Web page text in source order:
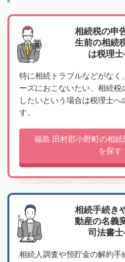
相続税の申
生前の相続
は税理
特に相続トラブルなどがなく
ーズにおこないたい、相続税
したいという場合は税理士
す。
福島 田村郡小野町の相
を探す
相続手続き
動産の名義
司法書
相続人調査や預貯金の解約手